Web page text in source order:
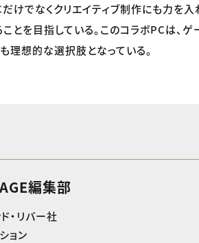
けでなくクリエイティブ制作にも力を入
とを目指している。このコラボPCは、
理想的な選択肢となっている。
編集部
・リバー社
ョン